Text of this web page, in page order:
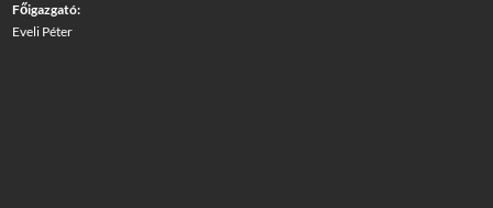
Főigazgató:
Eveli Péter